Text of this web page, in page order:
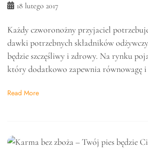
18 lutego 2017
Każdy czworonożny przyjaciel
dawki potrzebnych składników
będzie szczęśliwy i zdrowy. Na rynku
który dodatkowo zapewnia równowagę i
Read More